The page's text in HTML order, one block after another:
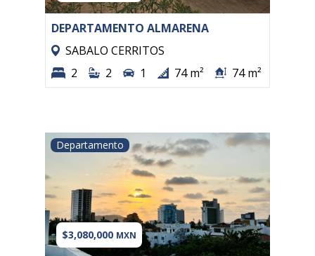
DEPARTAMENTO ALMARENA
SABALO CERRITOS
2
2 1 74 m² 74 m²
Departamento
$3,080,000 MXN